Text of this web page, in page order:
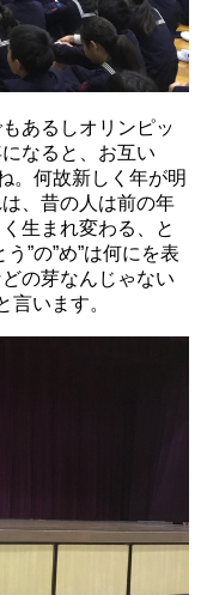
あるしオリンピッ
なると、お互い
。何故新しく年が明
、昔の人は前の年
生まれ変わる、と
”の”め”は何にを表
の芽なんじゃない
言います。